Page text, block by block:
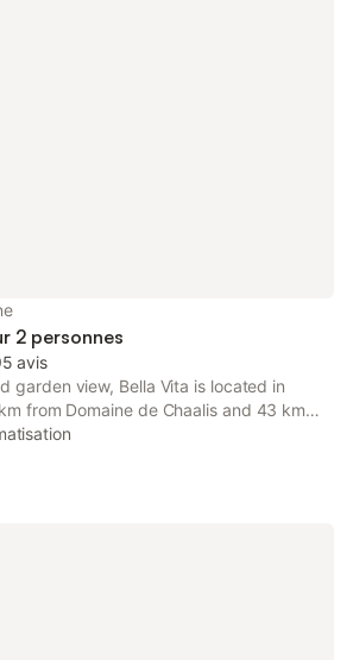
2 personnes
avis
garden view, Bella Vita is located in
from Domaine de Chaalis and 43 km
Park. This guest house offers
a shared kitchen.